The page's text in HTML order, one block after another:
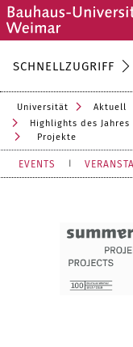
SCHNELLZUGRIFF
Universität Aktuell
Highlights des Jahres
Projekte
EVENTS